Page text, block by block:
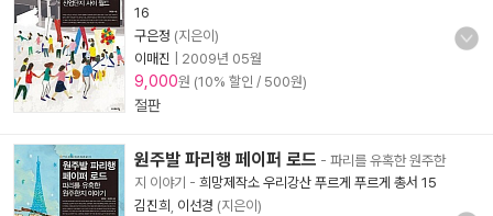
16
구은정 (지은이)
이매진
2009년 05월
9,000원 (10% 할인 / 500원)
절판
원주발 파리행 페이퍼 로드 - 파리를 유혹한 원주한
지 이야기 - 희망제작소 우리강산 푸르게 푸르게 총서 15
김진희
이선경 (지은이)